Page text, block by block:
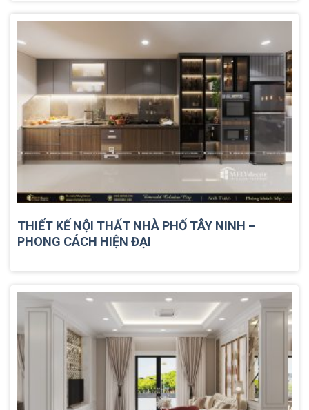
THIẾT KẾ NỘI THẤT NHÀ PHỐ TÂY NINH –
PHONG CÁCH HIỆN ĐẠI